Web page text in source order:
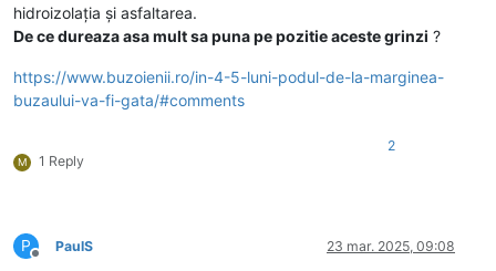
hidroizolația și asfaltarea.
De ce dureaza asa mult sa puna pe pozitie aceste grinzi ?
https://www.buzoienii.ro/in-4-5-luni-podul-de-la-marginea-
buzaului-va-fi-gata/#comments
M 1 Reply
2
P
Deconectat
PaulS 23 mar. 2025, 09:08